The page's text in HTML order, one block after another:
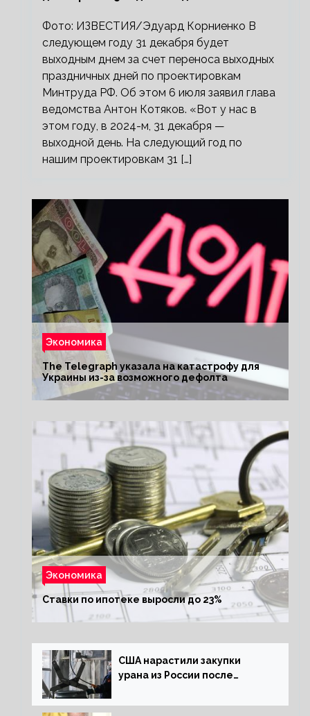
Фото: ИЗВЕСТИЯ/Эдуард Корниенко В
следующем году 31 декабря будет
выходным днем за счет переноса выходных
праздничных дней по проектировкам
Минтруда РФ. Об этом 6 июля заявил глава
ведомства Антон Котяков. «Вот у нас в
этом году, в 2024-м, 31 декабря —
выходной день. На следующий год по
нашим проектировкам 31 […]
Экономика
The Telegraph указала на катастрофу для
Украины из-за возможного дефолта
Экономика
Ставки по ипотеке выросли до 23%
США нарастили закупки
урана из России после